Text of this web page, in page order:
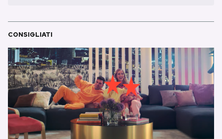
CONSIGLIATI